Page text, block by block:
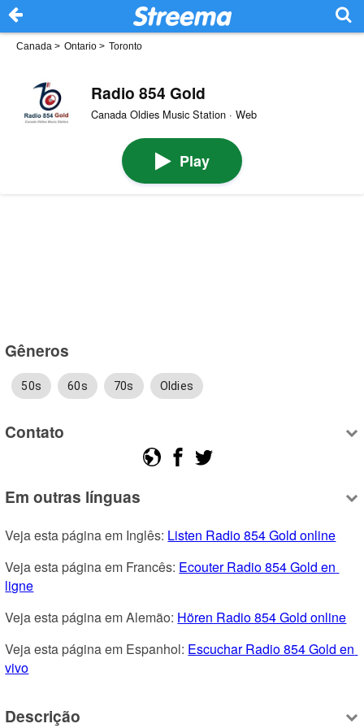
Canada > Ontario > Toronto
Radio 854 Gold
Canada Oldies Music Station · Web
Play
Gêneros
50s 60s 70s Oldies
Contato
Em outras línguas
Veja esta página em Inglês: Listen Radio 854 Gold online
Veja esta página em Francês: Ecouter Radio 854 Gold en
ligne
Veja esta página em Alemão: Hören Radio 854 Gold online
Veja esta página em Espanhol: Escuchar Radio 854 Gold en
vivo
Descrição